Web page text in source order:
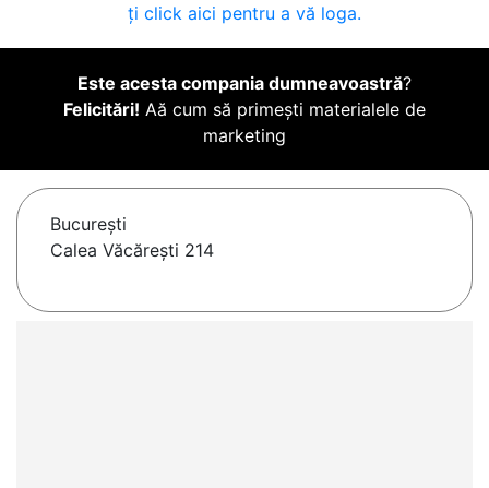
ți click aici pentru a vă loga.
Este acesta compania dumneavoastră?
Felicitări! Aă cum să primești materialele de
marketing
Bucureşti
Calea Văcărești 214